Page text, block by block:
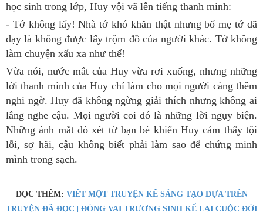
học sinh trong lớp, Huy vội vã lên tiếng thanh minh:
- Tớ không lấy! Nhà tớ khó khăn thật nhưng bố mẹ tớ đã
dạy là không được lấy trộm đồ của người khác. Tớ không
làm chuyện xấu xa như thế!
Vừa nói, nước mắt của Huy vừa rơi xuống, nhưng những
lời thanh minh của Huy chỉ làm cho mọi người càng thêm
nghi ngờ. Huy đã không ngừng giải thích nhưng không ai
lắng nghe cậu. Mọi người coi đó là những lời ngụy biện.
Những ánh mắt dò xét từ bạn bè khiến Huy cảm thấy tội
lỗi, sợ hãi, cậu không biết phải làm sao để chứng minh
mình trong sạch.
ĐỌC THÊM: VIẾT MỘT TRUYỆN KỂ SÁNG TẠO DỰA TRÊN
TRUYỆN ĐÃ ĐỌC | ĐÓNG VAI TRƯƠNG SINH KỂ LẠI CUỘC ĐỜI